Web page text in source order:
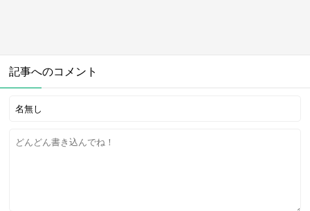
記事へのコメント